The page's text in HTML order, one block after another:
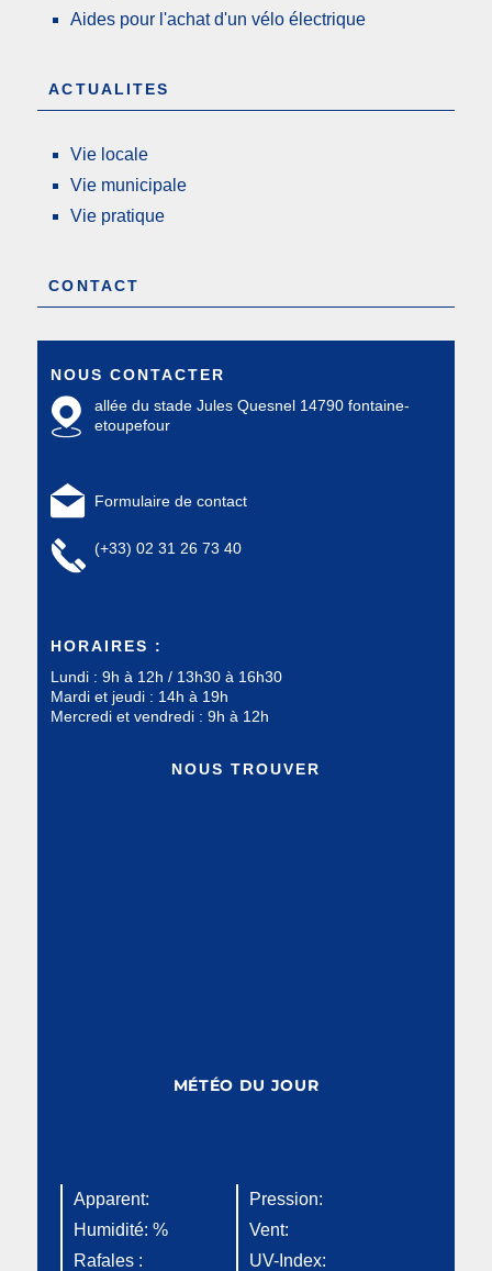
Aides pour l'achat d'un vélo électrique
ACTUALITES
Vie locale
Vie municipale
Vie pratique
CONTACT
NOUS CONTACTER
allée du stade Jules Quesnel 14790 fontaine-
etoupefour
Formulaire de contact
(+33) 02 31 26 73 40
HORAIRES :
Lundi : 9h à 12h / 13h30 à 16h30
Mardi et jeudi : 14h à 19h
Mercredi et vendredi : 9h à 12h
NOUS TROUVER
MÉTÉO DU JOUR
Apparent:
Pression:
Humidité: %
Vent:
Rafales :
UV-Index: